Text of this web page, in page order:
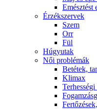
Emésztést
Érzékszervek
Szem
Orr
Fül
Húgyutak
Női problémák
Betétek,
Klimax
Terhességi